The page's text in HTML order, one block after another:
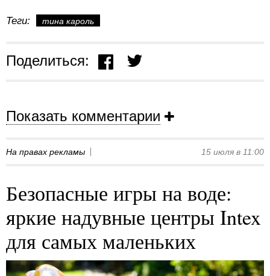
Теги: тина кароль
Поделиться:
Показать комментарии
На правах рекламы 15 июля в 11:00
Безопасные игры на воде:
яркие надувные центры Intex
для самых маленьких